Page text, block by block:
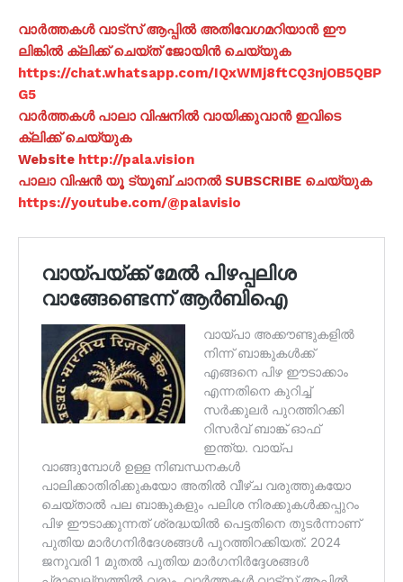
വാർത്തകൾ വാട്സ് ആപ്പിൽ അതിവേഗമറിയാൻ ഈ
ലിങ്കിൽ ക്ലിക്ക് ചെയ്ത് ജോയിൻ ചെയ്യുക
https://chat.whatsapp.com/IQxWMj8ftCQ3njOB5QBP
G5
വാർത്തകൾ പാലാ വിഷനിൽ വായിക്കുവാൻ ഇവിടെ
ക്ലിക്ക് ചെയ്യുക
Website http://pala.vision
പാലാ വിഷൻ യൂ ട്യൂബ് ചാനൽ SUBSCRIBE ചെയ്യുക
https://youtube.com/@palavisio